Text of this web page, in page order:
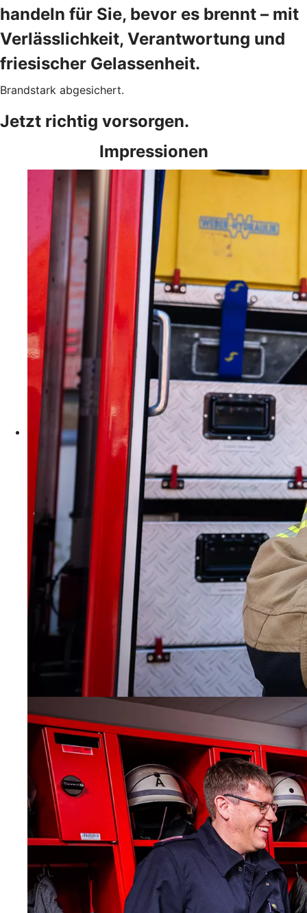
handeln für Sie, bevor es brennt – mit
Verlässlichkeit, Verantwortung und
friesischer Gelassenheit.
Brandstark abgesichert.
Jetzt richtig vorsorgen.
Impressionen